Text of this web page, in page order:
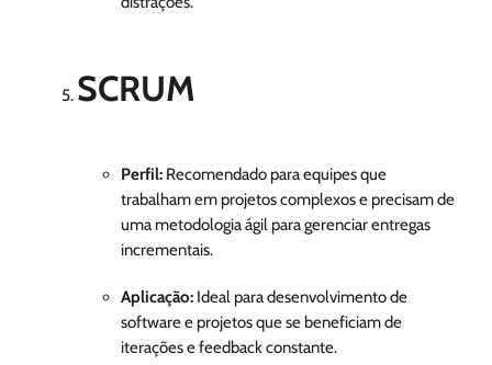
SCRUM
Perfil: Recomendado para equipes que
trabalham em projetos complexos e precisam de
uma metodologia ágil para gerenciar entregas
incrementais.
Aplicação: Ideal para desenvolvimento de
software e projetos que se beneficiam de
iterações e feedback constante.